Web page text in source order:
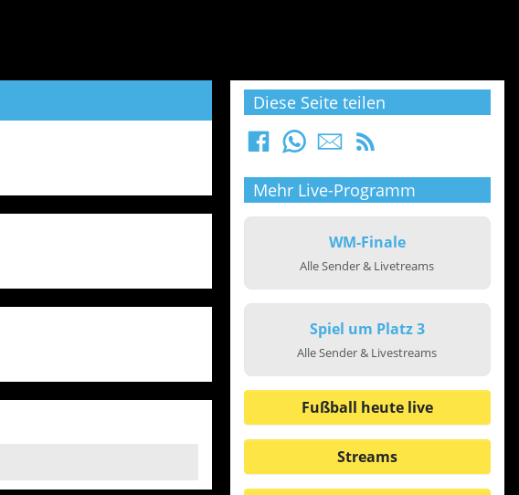
Diese Seite teilen
Mehr Live-Programm
WM-Finale
Alle Sender & Livetreams
Spiel um Platz 3
Alle Sender & Livestreams
Fußball heute live
Streams